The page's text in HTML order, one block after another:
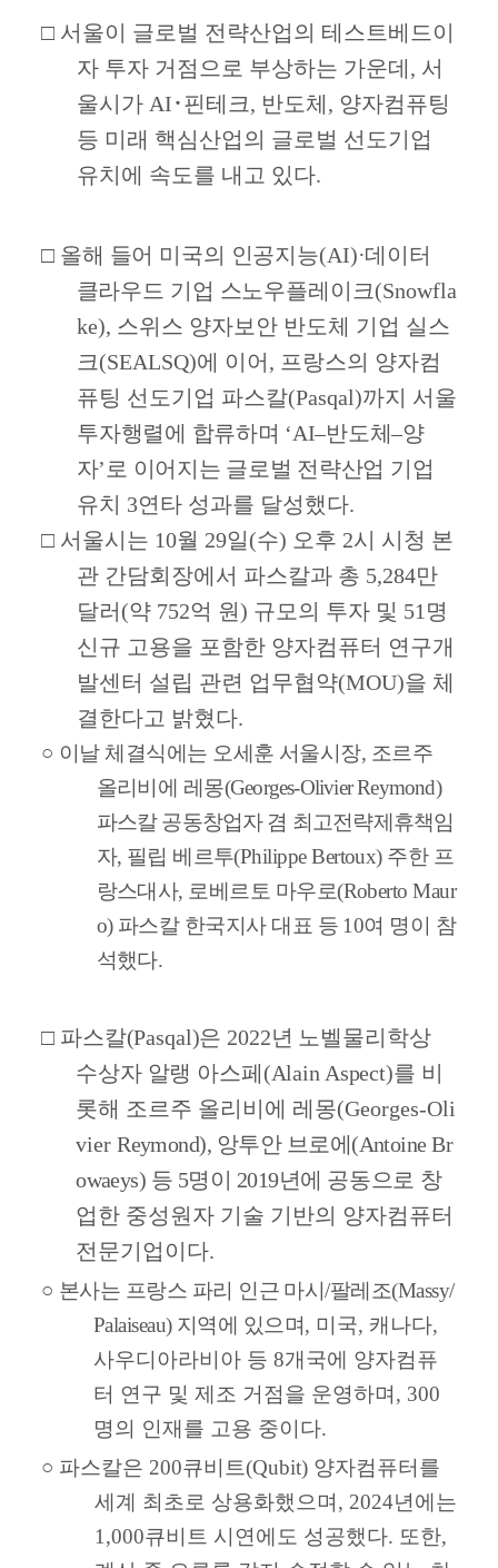
□ 서울이 글로벌 전략산업의 테스트베드이
자 투자 거점으로 부상하는 가운데, 서
울시가 AI･핀테크, 반도체, 양자컴퓨팅
등 미래 핵심산업의 글로벌 선도기업
유치에 속도를 내고 있다.
□ 올해 들어 미국의 인공지능(AI)·데이터
클라우드 기업 스노우플레이크(Snowfla
ke), 스위스 양자보안 반도체 기업 실스
크(SEALSQ)에 이어, 프랑스의 양자컴
퓨팅 선도기업 파스칼(Pasqal)까지 서울
투자행렬에 합류하며 ‘AI–반도체–양
자’ 로 이어지는 글로벌 전략산업 기업
유치 3연타 성과를 달성했다.
□ 서울시는 10월 29일(수) 오후 2시 시청 본
관 간담회장에서 파스칼과 총 5,284만
달러(약 752억 원) 규모의 투자 및 51 명
신규 고용을 포함한 양자컴퓨터 연구개
발센터 설립 관련 업무협약(MOU)을 체
결한다고 밝혔다.
○ 이날 체결식에는 오세훈 서울시장, 조르주
올리비에 레몽(Georges-Olivier Reymond)
파스칼 공동창업자 겸 최고전략제휴책임
자, 필립 베르투(Philippe Bertoux) 주한 프
랑스대사, 로베르토 마우로(Roberto Maur
o) 파스칼 한국지사 대표 등 10여 명이 참
석했다.
□ 파스칼(Pasqal)은 2022년 노벨물리학상
수상자 알랭 아스페(Alain Aspect)를 비
롯해 조르주 올리비에 레몽(Georges-Oli
vierReymond), 앙투안 브로에(Antoine Br
owaeys) 등 5명이 2019년에 공동으로 창
업한 중성원자 기술 기반의 양자컴퓨터
전문기업이다.
○ 본사는 프랑스 파리 인근 마시/팔레조(Massy/
Palaiseau) 지역에 있으며, 미국, 캐나다,
사우디아라비아 등 8개국에 양자컴퓨
터 연구 및 제조 거점을 운영하며, 300
명의 인재를 고용 중이다.
○ 파스칼은 200큐비트(Qubit) 양자컴퓨터를
세계 최초로 상용화했으며, 2024년에는
1,000큐비트 시연에도 성공했다. 또한,